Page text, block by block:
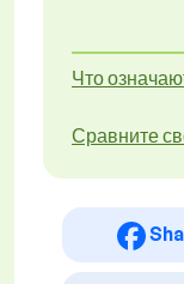
Что
Сравните